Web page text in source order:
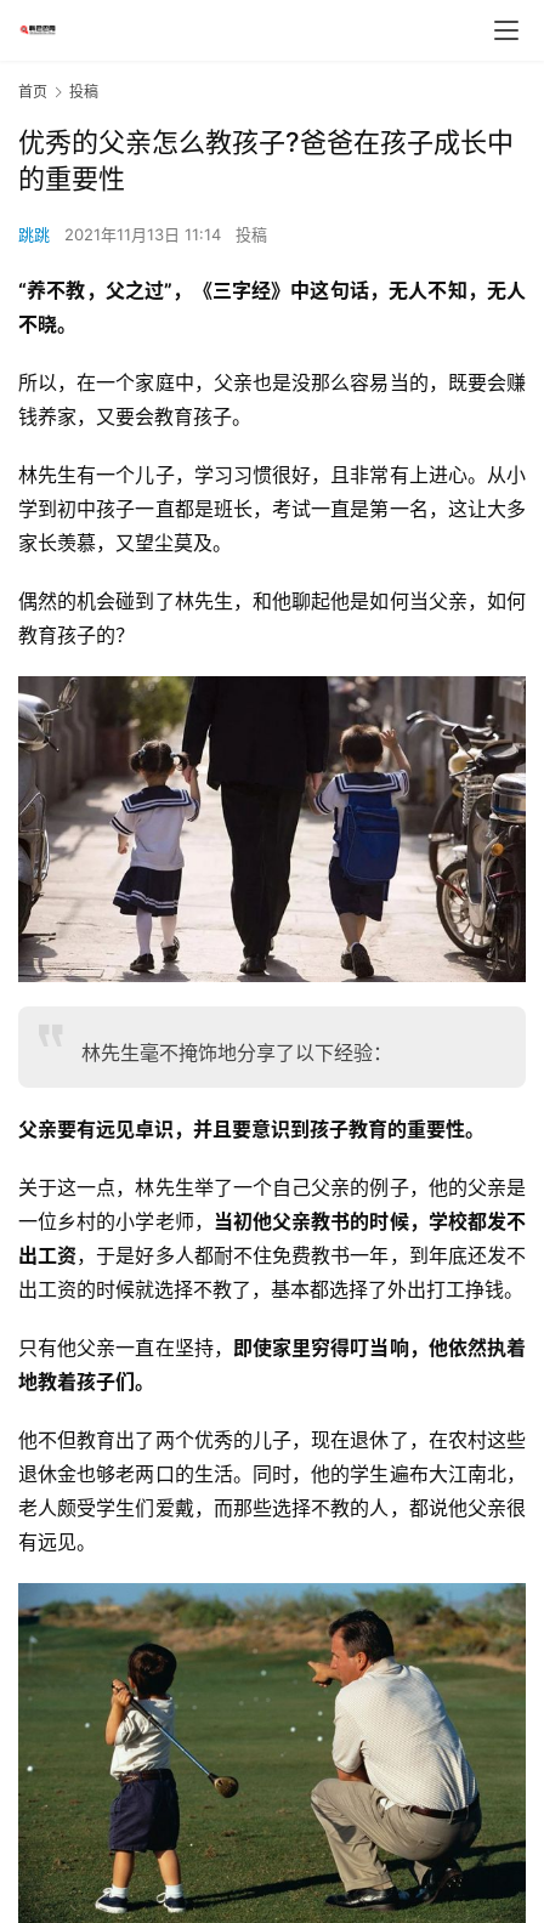
首页 投稿
优秀的父亲怎么教孩子?爸爸在孩子成长中
的重要性
跳跳 2021年11月13日 11:14 投稿
“养不教，父之过”，《三字经》中这句话，无人不知，无人
不晓。
所以，在一个家庭中，父亲也是没那么容易当的，既要会赚
钱养家，又要会教育孩子。
林先生有一个儿子，学习习惯很好，且非常有上进心。从小
学到初中孩子一直都是班长，考试一直是第一名，这让大多
家长羡慕，又望尘莫及。
偶然的机会碰到了林先生，和他聊起他是如何当父亲，如何
教育孩子的？
林先生毫不掩饰地分享了以下经验：
父亲要有远见卓识，并且要意识到孩子教育的重要性。
关于这一点，林先生举了一个自己父亲的例子，他的父亲是
一位乡村的小学老师， 当初他父亲教书的时候，学校都发不
出工资，于是好多人都耐不住免费教书一年，到年底还发不
出工资的时候就选择不教了，基本都选择了外出打工挣钱。
只有他父亲一直在坚持， 即使家里穷得叮当响，他依然执着
地教着孩子们。
他不但教育出了两个优秀的儿子，现在退休了，在农村这些
退休金也够老两口的生活。同时，他的学生遍布大江南北，
老人颇受学生们爱戴，而那些选择不教的人，都说他父亲很
有远见。